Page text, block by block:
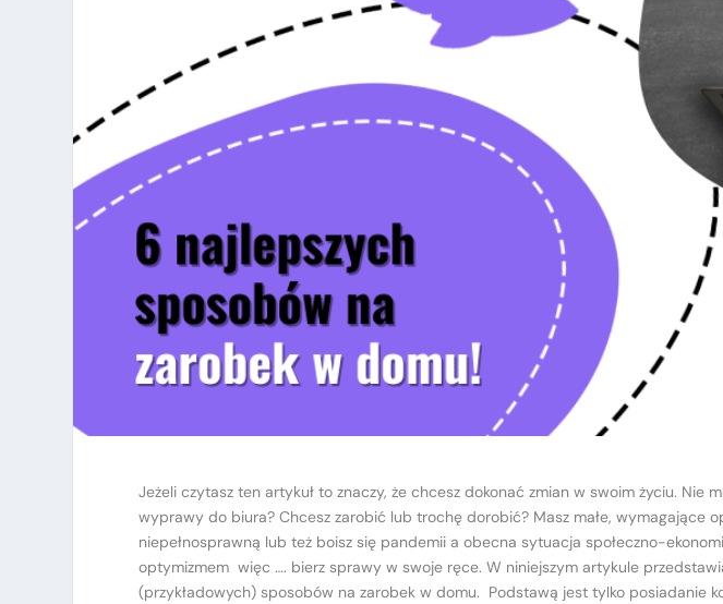
Jeżeli czytasz ten artykuł to znaczy, że chcesz dokonać zmian w swoim życiu. Nie
wyprawy do biura? Chcesz zarobić lub trochę dorobić? Masz małe, wymagające
niepełnosprawną lub też boisz się pandemii a obecna sytuacja społeczno-
optymizmem więc …. bierz sprawy w swoje ręce. W niniejszym artykule
(przykładowych) sposobów na zarobek w domu. Podstawą jest tylko posiadanie